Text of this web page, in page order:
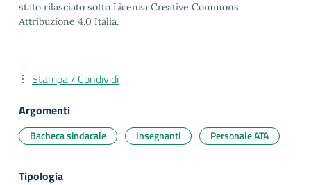
stato rilasciato sotto Licenza Creative Commons
Attribuzione 4.0 Italia.
Stampa / Condividi
Argomenti
Bacheca sindacale Insegnanti Personale ATA
Tipologia